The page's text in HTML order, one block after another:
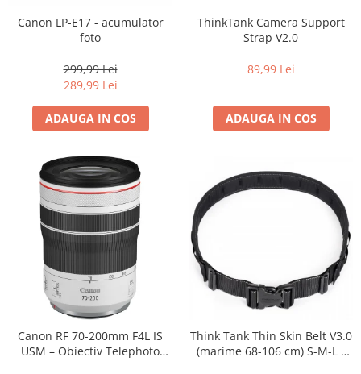
Canon LP-E17 - acumulator
foto
299,99 Lei
289,99 Lei
ADAUGA IN COS
ThinkTank Camera Support
Strap V2.0
89,99 Lei
ADAUGA IN COS
Canon RF 70-200mm F4L IS
USM – Obiectiv Telephoto
Think Tank Thin Skin Belt V3.0
(marime 68-106 cm) S-M-L -